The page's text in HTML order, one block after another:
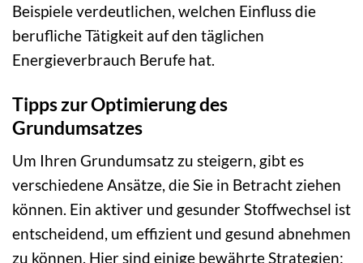
Beispiele verdeutlichen, welchen Einfluss die
berufliche Tätigkeit auf den täglichen
Energieverbrauch Berufe hat.
Tipps zur Optimierung des
Grundumsatzes
Um Ihren Grundumsatz zu steigern, gibt es
verschiedene Ansätze, die Sie in Betracht ziehen
können. Ein aktiver und gesunder Stoffwechsel ist
entscheidend, um effizient und gesund abnehmen
zu können. Hier sind einige bewährte Strategien: